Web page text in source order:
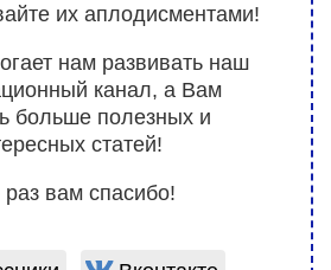
их аплодисментами!
нам развивать наш
канал, а Вам
больше полезных и
статей!
вам спасибо!